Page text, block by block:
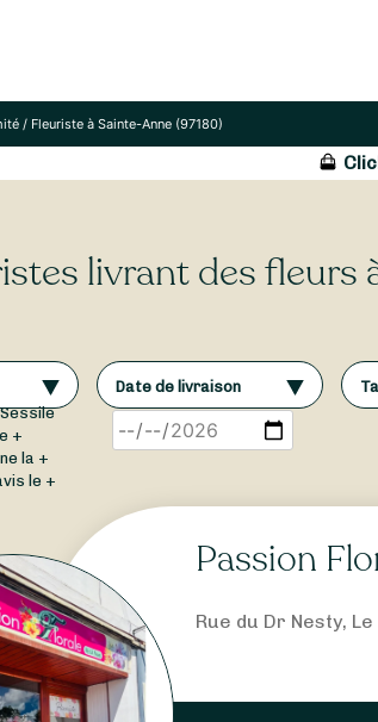
/ Fleuriste à Sainte-Anne (97180)
livrant des fleurs
+
la +
le +
Date de livraison
Passion
Rue du Dr Nesty,